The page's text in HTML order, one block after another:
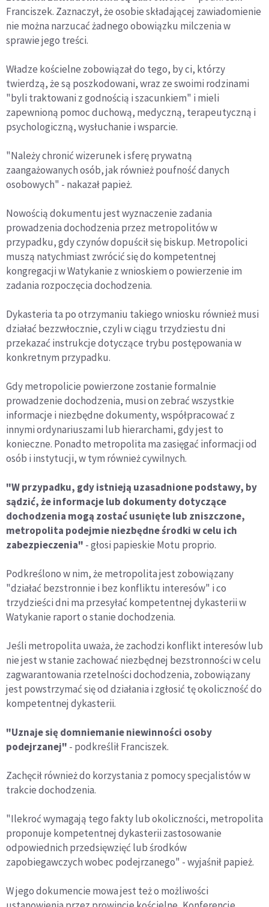
Franciszek. Zaznaczył, że osobie składającej zawiadomienie
nie można narzucać żadnego obowiązku milczenia w
sprawie jego treści.
Władze kościelne zobowiązał do tego, by ci, którzy
twierdzą, że są poszkodowani, wraz ze swoimi rodzinami
"byli traktowani z godnością i szacunkiem" i mieli
zapewnioną pomoc duchową, medyczną, terapeutyczną i
psychologiczną, wysłuchanie i wsparcie.
"Należy chronić wizerunek i sferę prywatną
zaangażowanych osób, jak również poufność danych
osobowych" - nakazał papież.
Nowością dokumentu jest wyznaczenie zadania
prowadzenia dochodzenia przez metropolitów w
przypadku, gdy czynów dopuścił się biskup. Metropolici
muszą natychmiast zwrócić się do kompetentnej
kongregacji w Watykanie z wnioskiem o powierzenie im
zadania rozpoczęcia dochodzenia.
Dykasteria ta po otrzymaniu takiego wniosku również musi
działać bezzwłocznie, czyli w ciągu trzydziestu dni
przekazać instrukcje dotyczące trybu postępowania w
konkretnym przypadku.
Gdy metropolicie powierzone zostanie formalnie
prowadzenie dochodzenia, musi on zebrać wszystkie
informacje i niezbędne dokumenty, współpracować z
innymi ordynariuszami lub hierarchami, gdy jest to
konieczne. Ponadto metropolita ma zasięgać informacji od
osób i instytucji, w tym również cywilnych.
"W przypadku, gdy istnieją uzasadnione podstawy, by
sądzić, że informacje lub dokumenty dotyczące
dochodzenia mogą zostać usunięte lub zniszczone,
metropolita podejmie niezbędne środki w celu ich
zabezpieczenia" - głosi papieskie Motu proprio.
Podkreślono w nim, że metropolita jest zobowiązany
"działać bezstronnie i bez konfliktu interesów" i co
trzydzieści dni ma przesyłać kompetentnej dykasterii w
Watykanie raport o stanie dochodzenia.
Jeśli metropolita uważa, że zachodzi konflikt interesów lub
nie jest w stanie zachować niezbędnej bezstronności w celu
zagwarantowania rzetelności dochodzenia, zobowiązany
jest powstrzymać się od działania i zgłosić tę okoliczność do
kompetentnej dykasterii.
"Uznaje się domniemanie niewinności osoby
podejrzanej" - podkreślił Franciszek.
Zachęcił również do korzystania z pomocy specjalistów w
trakcie dochodzenia.
"Ilekroć wymagają tego fakty lub okoliczności, metropolita
proponuje kompetentnej dykasterii zastosowanie
odpowiednich przedsięwzięć lub środków
zapobiegawczych wobec podejrzanego" - wyjaśnił papież.
W jego dokumencie mowa jest też o możliwości